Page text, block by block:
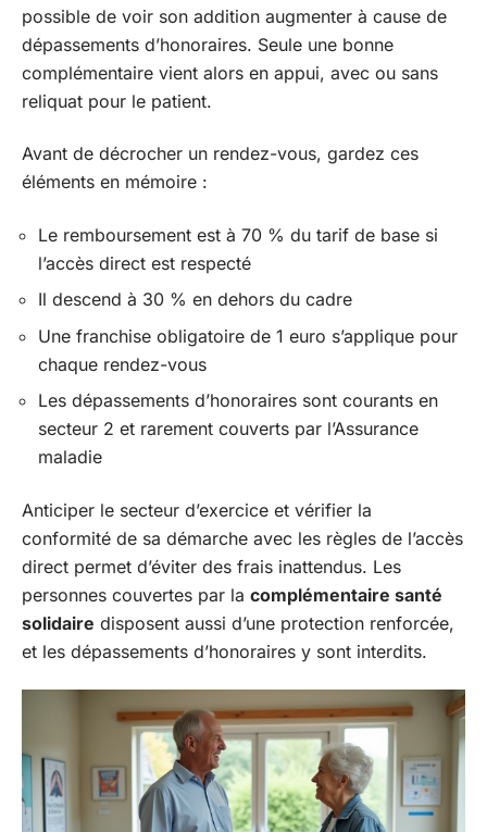
possible de voir son addition augmenter à cause de
dépassements d’honoraires. Seule une bonne
complémentaire vient alors en appui, avec ou sans
reliquat pour le patient.
Avant de décrocher un rendez-vous, gardez ces
éléments en mémoire :
Le remboursement est à 70 % du tarif de base si
l’accès direct est respecté
Il descend à 30 % en dehors du cadre
Une franchise obligatoire de 1 euro s’applique pour
chaque rendez-vous
Les dépassements d’honoraires sont courants en
secteur 2 et rarement couverts par l’Assurance
maladie
Anticiper le secteur d’exercice et vérifier la
conformité de sa démarche avec les règles de l’accès
direct permet d’éviter des frais inattendus. Les
personnes couvertes par la complémentaire santé
solidaire disposent aussi d’une protection renforcée,
et les dépassements d’honoraires y sont interdits.